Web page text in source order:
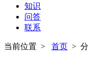
知识
问答
联系
当前位置 > 首页 >